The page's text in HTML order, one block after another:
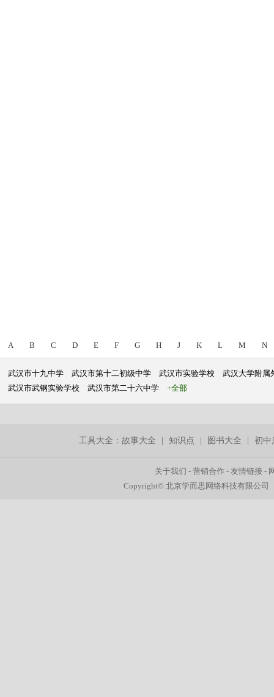
A B C D E F G H J K L M N
武汉市十九中学 武汉市第十二初级中学 武汉市实验学校
武汉大学附属
武汉市武钢实验学校
武汉市第二十六中学 +全部
工具大全：故事大全 |知识点 图书大全 |初中
关于我们 -营销合作 -友情链接 -
Copyright© 北京学而思网络科技有限公司